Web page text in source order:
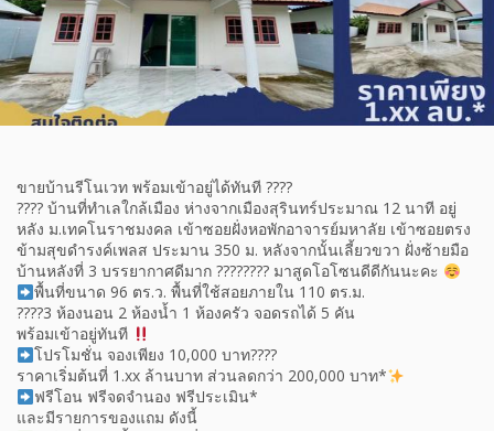
ขายบ้านรีโนเวท พร้อมเข้าอยู่ได้ทันที ????
???? บ้านที่ทำเลใกล้เมือง ห่างจากเมืองสุรินทร์ประมาณ 12 นาที อยู่
หลัง ม.เทคโนราชมงคล เข้าซอยฝั่งหอพักอาจารย์มหาลัย เข้าซอยตรง
ข้ามสุขดำรงค์เพลส ประมาน 350 ม. หลังจากนั้นเลี้ยวขวา ฝั่งซ้ายมือ
บ้านหลังที่ 3 บรรยากาศดีมาก ???????? มาสูดโอโซนดีดีกันนะคะ
พื้นที่ขนาด 96 ตร.ว. พื้นที่ใช้สอยภายใน 110 ตร.ม.
????3 ห้องนอน 2 ห้องน้ำ 1 ห้องครัว จอดรถได้ 5 คัน
พร้อมเข้าอยู่ทันที
โปรโมชั่น จองเพียง 10,000 บาท????
ราคาเริ่มต้นที่ 1.xx ล้านบาท ส่วนลดกว่า 200,000 บาท*
ฟรีโอน ฟรีจดจำนอง ฟรีประเมิน*
และมีรายการของแถม ดังนี้